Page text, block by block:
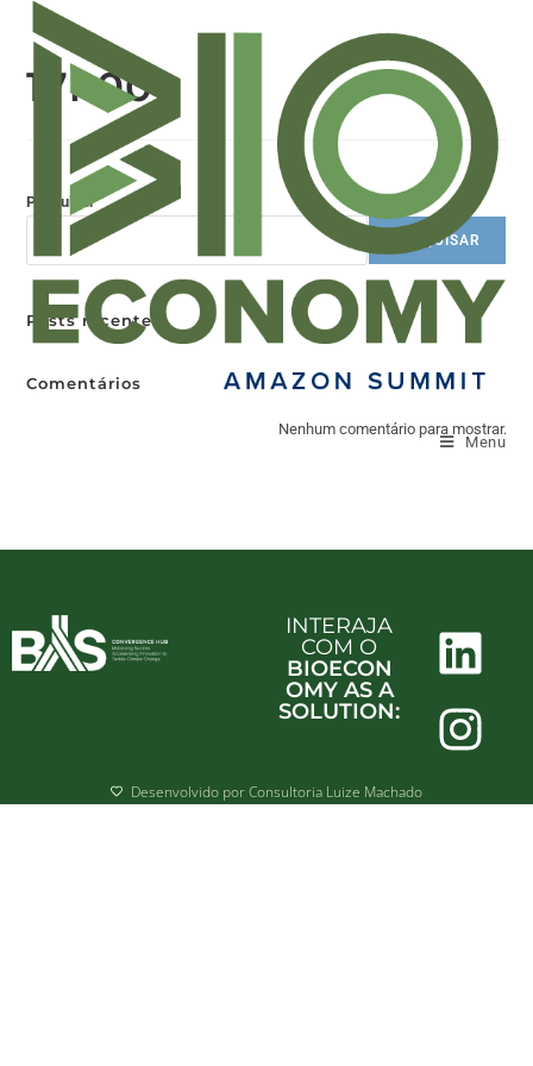
Menu
17h00
Pesquisar
PESQUISAR
Posts recentes
Comentários
Nenhum comentário para mostrar.
INTERAJA
COM O
BIOECON
OMY AS A
SOLUTION:
Desenvolvido por Consultoria Luize Machado